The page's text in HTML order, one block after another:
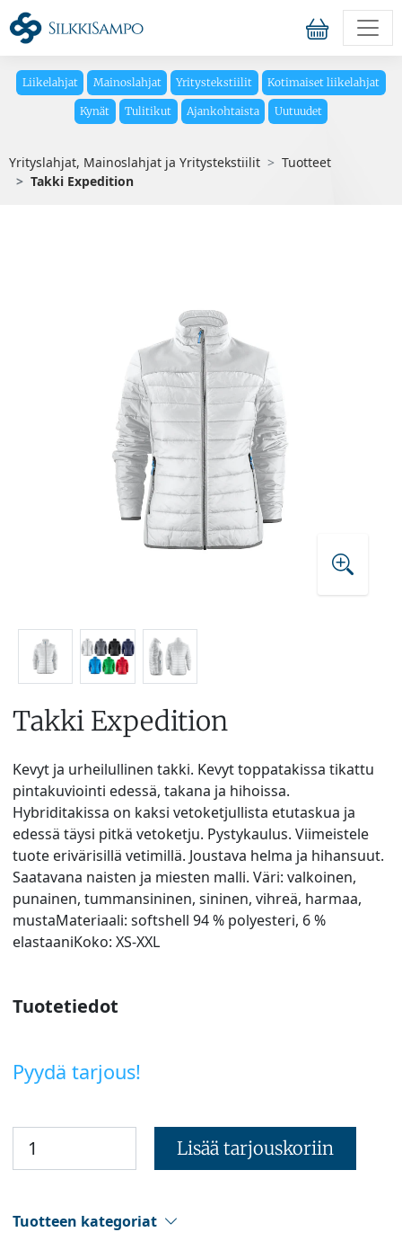
Liikelahjat Mainoslahjat Yritystekstiilit Kotimaiset liikelahjat
Kynät Tulitikut Ajankohtaista Uutuudet
Yrityslahjat, Mainoslahjat ja Yritystekstiilit
Tuotteet
Takki Expedition
Takki Expedition
Kevyt ja urheilullinen takki. Kevyt toppatakissa tikattu
pintakuviointi edessä, takana ja hihoissa.
Hybriditakissa on kaksi vetoketjullista etutaskua ja
edessä täysi pitkä vetoketju. Pystykaulus. Viimeistele
tuote erivärisillä vetimillä. Joustava helma ja hihansuut.
Saatavana naisten ja miesten malli. Väri: valkoinen,
punainen, tummansininen, sininen, vihreä, harmaa,
mustaMateriaali: softshell 94 % polyesteri, 6 %
elastaaniKoko: XS-XXL
Tuotetiedot
Pyydä tarjous!
Lisää tarjouskoriin
Tuotteen kategoriat